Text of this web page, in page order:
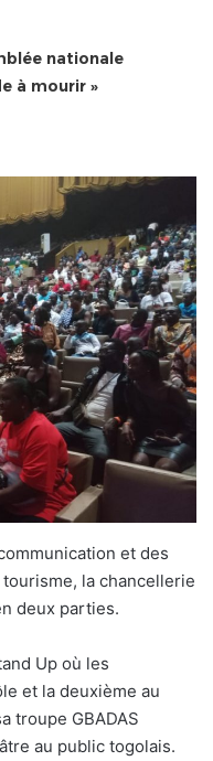
nationale
à mourir »
et des
la chancellerie
deux parties.
Up où les
et la deuxième au
troupe GBADAS
au public togolais.